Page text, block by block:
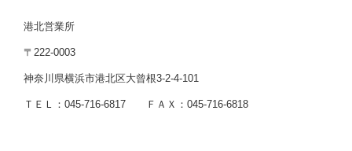
港北営業所
〒222-0003
神奈川県横浜市港北区大曾根3-2-4-101
ＴＥＬ：045-716-6817 ＦＡＸ：045-716-6818